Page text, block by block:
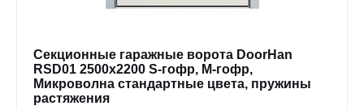
Секционные гаражные ворота DoorHan
RSD01 2500x2200 S-гофр, M-гофр,
Микроволна стандартные цвета, пружины
растяжения